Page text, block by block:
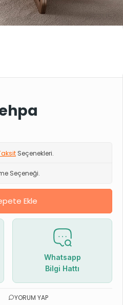
Seçenekleri.
Seçeneği.
Ekle
Whatsapp
Bilgi Hattı
YORUM YAP